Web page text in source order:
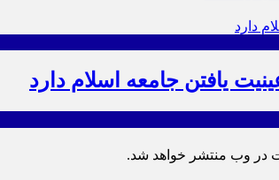
یافتن جامعه اسلام دارد
در وب منتشر خواهد شد.